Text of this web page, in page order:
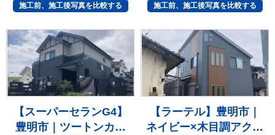
施工前、施工後写真を比較する 施工前、施工後写真を比較する
【スーパーセランG4】
豊明市｜ツートンカラ
【ラーテル】豊明市｜
ネイビー×木目調アクセ